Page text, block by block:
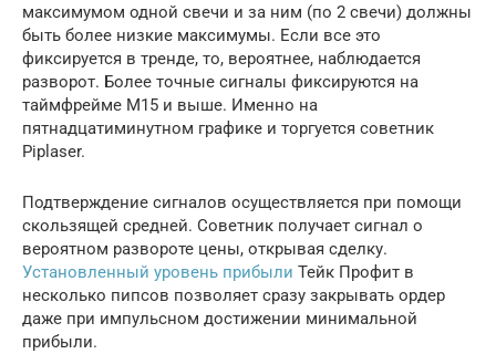
максимумом одной свечи и за ним (по 2 свечи) должны
быть более низкие максимумы. Если все это
фиксируется в тренде, то, вероятнее, наблюдается
разворот. Более точные сигналы фиксируются на
таймфрейме М15 и выше. Именно на
пятнадцатиминутном графике и торгуется советник
Piplaser.
Подтверждение сигналов осуществляется при помощи
скользящей средней. Советник получает сигнал о
вероятном развороте цены, открывая сделку.
Установленный уровень прибыли Тейк Профит в
несколько пипсов позволяет сразу закрывать ордер
даже при импульсном достижении минимальной
прибыли.